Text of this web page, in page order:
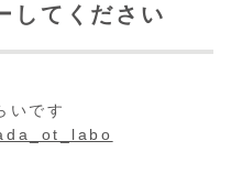
してください
いです